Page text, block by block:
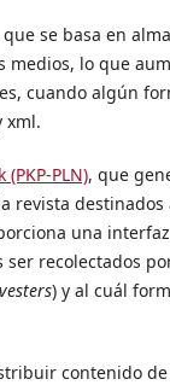
se basa en
medios, lo que
cuando algún
xml.
PLN), que
revista destinados
una interfaz
recolectados
) y al cuál
contenido